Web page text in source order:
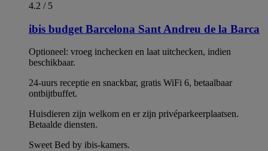
4.2 / 5
ibis budget Barcelona Sant Andreu de la Barca
Optioneel: vroeg inchecken en laat uitchecken, indien
beschikbaar.
24-uurs receptie en snackbar, gratis WiFi 6, betaalbaar
ontbijtbuffet.
Huisdieren zijn welkom en er zijn privéparkeerplaatsen.
Betaalde diensten.
Sweet Bed by ibis-kamers.